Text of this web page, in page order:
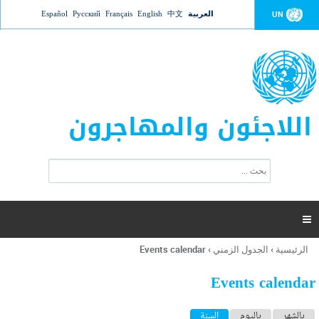
Jump to navigation UN العربية 中文
English
Français
Русский
Español
اللاجئون والمهاجرون
ت
ر
ل
ح
ب

أنت
هنا
الرئيسية › الجدول الزمني ›
Events calendar
Events calendar